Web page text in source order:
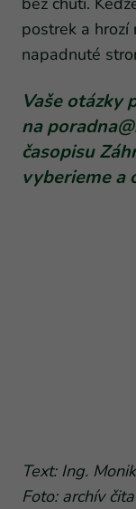
postrek a hrozí
napadnuté
Vaše otázky
na
časopisu
vyberieme a
Text: Ing.
Foto: archív